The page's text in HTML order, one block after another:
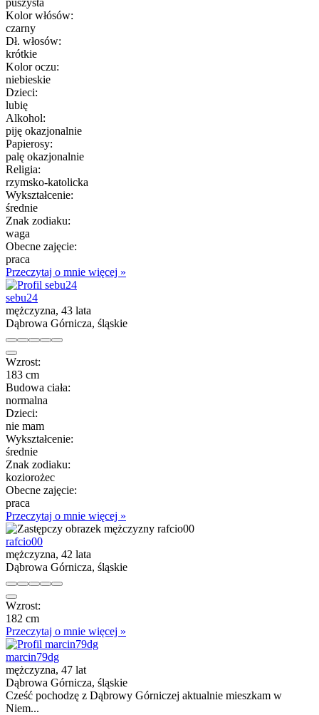
Kolor włósów:
czarny
Dł. włosów:
krótkie
Kolor oczu:
niebieskie
Dzieci:
lubię
Alkohol:
piję okazjonalnie
Papierosy:
palę okazjonalnie
Religia:
rzymsko-katolicka
Wykształcenie:
średnie
Znak zodiaku:
waga
Obecne zajęcie:
praca
Przeczytaj o mnie więcej »
sebu24
mężczyzna, 43 lata
Dąbrowa Górnicza, śląskie
Wzrost:
183 cm
Budowa ciała:
normalna
Dzieci:
nie mam
Wykształcenie:
średnie
Znak zodiaku:
koziorożec
Obecne zajęcie:
praca
Przeczytaj o mnie więcej »
rafcio00
mężczyzna, 42 lata
Dąbrowa Górnicza, śląskie
Wzrost:
182 cm
Przeczytaj o mnie więcej »
marcin79dg
mężczyzna, 47 lat
Dąbrowa Górnicza, śląskie
Cześć pochodzę z Dąbrowy Górniczej aktualnie mieszkam w
Niem...